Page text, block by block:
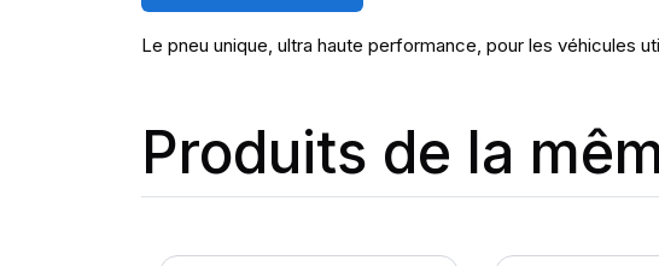
Le pneu unique, ultra haute performance, pour les véhicules
Produits de la